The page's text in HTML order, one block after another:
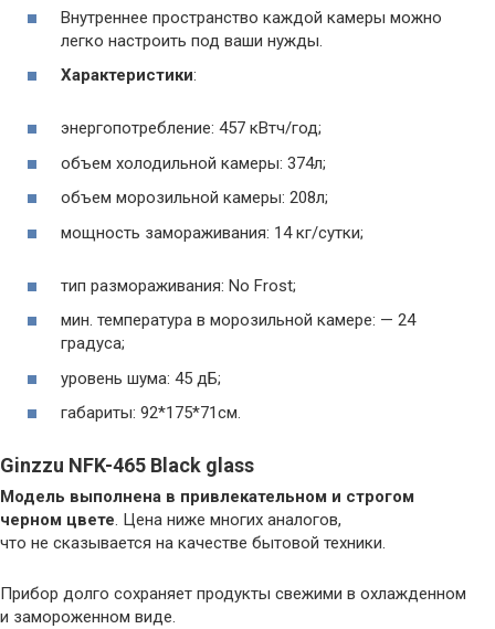
Внутреннее пространство каждой камеры можно
легко настроить под ваши нужды.
Характеристики:
энергопотребление: 457 кВтч/год;
объем холодильной камеры: 374л;
объем морозильной камеры: 208л;
мощность замораживания: 14 кг/сутки;
тип размораживания: No Frost;
мин. температура в морозильной камере: — 24
градуса;
уровень шума: 45 дБ;
габариты: 92*175*71см.
Ginzzu NFK-465 Black glass
Модель выполнена в привлекательном и строгом
черном цвете. Цена ниже многих аналогов,
что не сказывается на качестве бытовой техники.
Прибор долго сохраняет продукты свежими в охлажденном
и замороженном виде.